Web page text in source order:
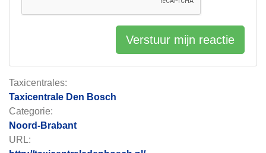
Taxicentrales:
Taxicentrale Den Bosch
Categorie:
Noord-Brabant
URL:
Verstuur mijn reactie